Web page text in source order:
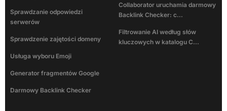
Sprawdzanie odpowiedzi
serwerów
Sprawdzenie zajętości domeny
Usługa wyboru Emoji
Generator fragmentów Google
Darmowy Backlink Checker
Collaborator uruchamia darmowy
Backlink Checker: c...
Filtrowanie AI według słów
kluczowych w katalogu C...